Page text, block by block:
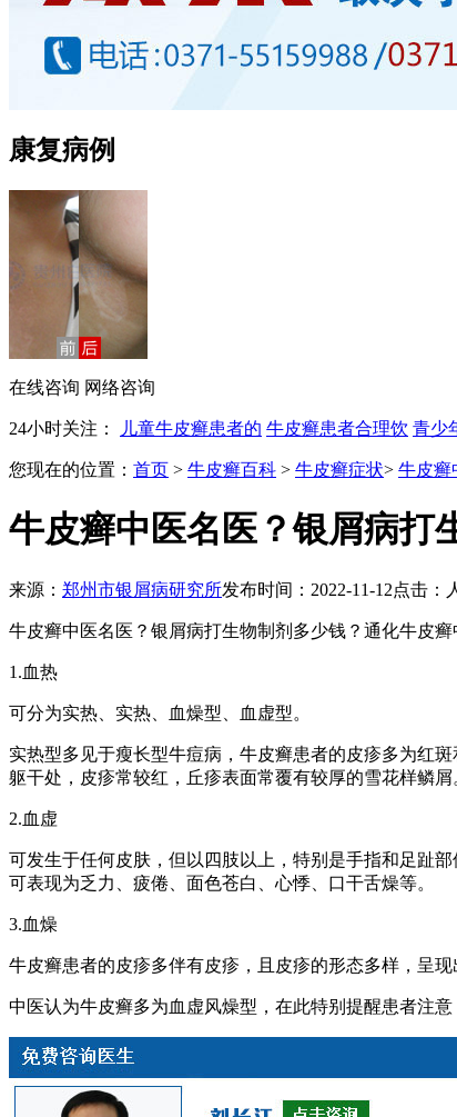
康复病例
在线咨询 网络咨询
24小时关注： 儿童牛皮癣患者的 牛皮癣患者合理饮 青少
您现在的位置： 首页 > 牛皮癣百科 > 牛皮癣症状> 牛皮癣
牛皮癣中医名医？银屑病打
来源： 郑州市银屑病研究所发布时间：2022-11-12点击：
牛皮癣中医名医？银屑病打生物制剂多少钱？通化牛皮
1.血热
可分为实热、实热、血燥型、血虚型。
实热型多见于瘦长型牛痘病，牛皮癣患者的皮疹多为红
躯干处，皮疹常较红，丘疹表面常覆有较厚的雪花样鳞屑
2.血虚
可发生于任何皮肤，但以四肢以上，特别是手指和足趾
可表现为乏力、疲倦、面色苍白、心悸、口干舌燥等。
3.血燥
牛皮癣患者的皮疹多伴有皮疹，且皮疹的形态多样，呈现
中医认为牛皮癣多为血虚风燥型，在此特别提醒患者注